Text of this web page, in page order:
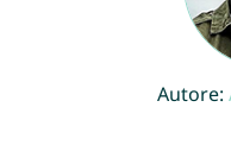
Autore: